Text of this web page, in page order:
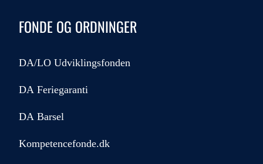
FONDE OG ORDNINGER
DA/LO Udviklingsfonden
DA Feriegaranti
DA Barsel
Kompetencefonde.dk